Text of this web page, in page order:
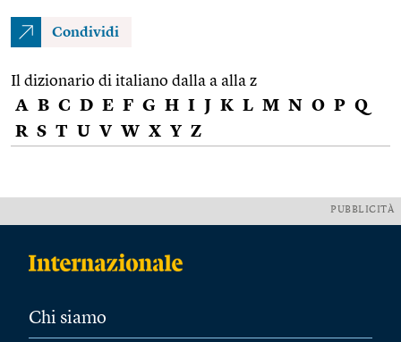
Condividi
Il dizionario di italiano dalla a alla z
A B C D E F G H I J K L M N O P Q
R S T U V W X Y Z
PUBBLICITÀ
Chi siamo